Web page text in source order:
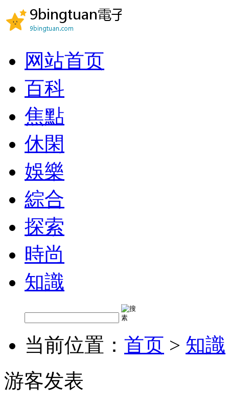
网站首页
百科
焦點
休閑
娛樂
綜合
探索
時尚
知識
当前位置： 首页 > 知識
游客发表